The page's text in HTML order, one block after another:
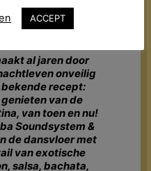
te verkopen.
al jaren door
onveilig
recept:
van de
van toen en nu!
Soundsystem &
de dansvloer met
van exotische
salsa, bachata,
ACCEPT